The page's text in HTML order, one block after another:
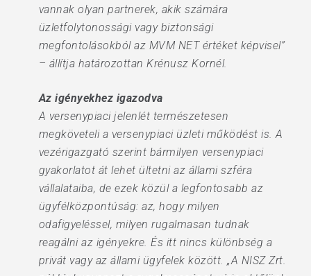
vannak olyan partnerek, akik számára
üzletfolytonossági vagy biztonsági
megfontolásokból az MVM NET értéket képvisel”
– állítja határozottan Krénusz Kornél.
Az igényekhez igazodva
A versenypiaci jelenlét természetesen
megköveteli a versenypiaci üzleti működést is. A
vezérigazgató szerint bármilyen versenypiaci
gyakorlatot át lehet ültetni az állami szféra
vállalataiba, de ezek közül a legfontosabb az
ügyfélközpontúság: az, hogy milyen
odafigyeléssel, milyen rugalmasan tudnak
reagálni az igényekre. És itt nincs különbség a
privát vagy az állami ügyfelek között. „A NISZ Zrt.